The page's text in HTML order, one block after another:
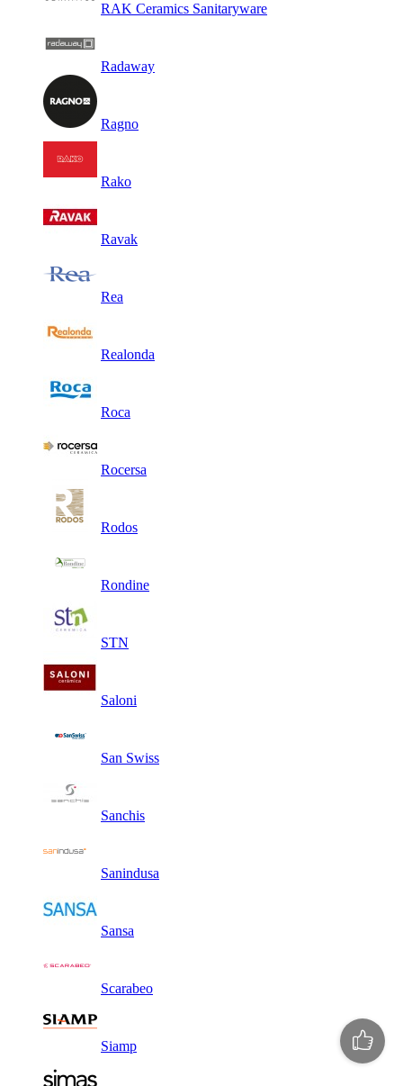
RAK Ceramics Sanitaryware
Radaway
Ragno
Rako
Ravak
Rea
Realonda
Roca
Rocersa
Rodos
Rondine
STN
Saloni
San Swiss
Sanchis
Sanindusa
Sansa
Scarabeo
Siamp